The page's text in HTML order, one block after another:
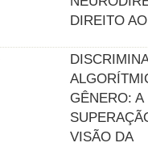
DIREITO
GÊNERO: A
VISÃO DA